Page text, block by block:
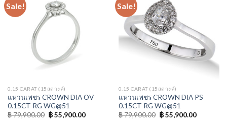
Sale!
0.15 CARAT (15สตางค์)
แหวนเพชร CROWN DIA OV
0.15CT RG WG@51
฿79,900.00 ฿55,900.00
Sale!
0.15 CARAT (15สตางค์)
แหวนเพชร CROWN DIA PS
0.15CT RG WG@51
฿79,900.00 ฿55,900.00